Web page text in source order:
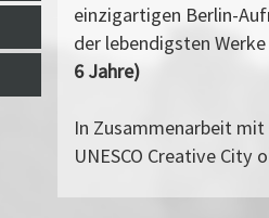
einzigartigen Berlin-
der lebendigsten
6 Jahre)
In Zusammenarbeit
UNESCO Creative City